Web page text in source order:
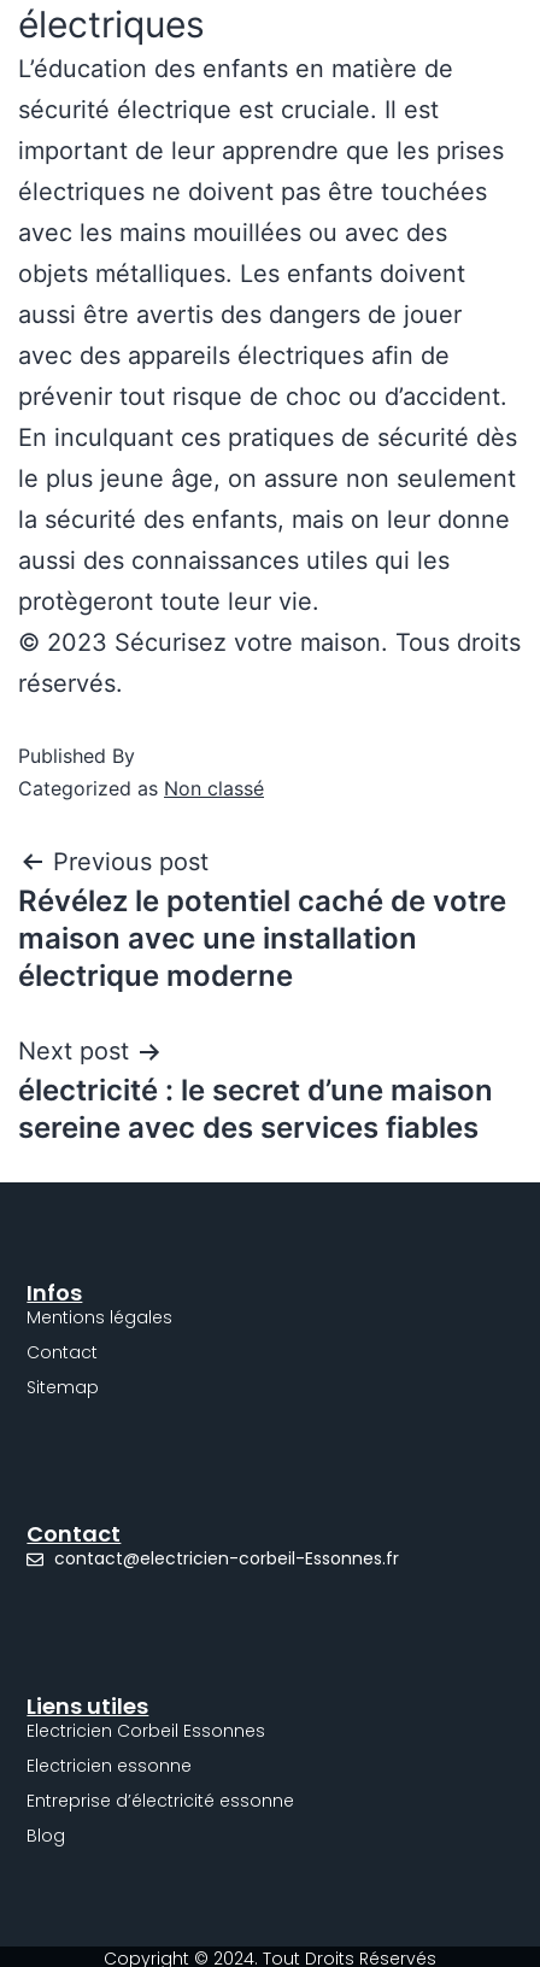
électriques
L’éducation des enfants en matière de
sécurité électrique est cruciale. Il est
important de leur apprendre que les prises
électriques ne doivent pas être touchées
avec les mains mouillées ou avec des
objets métalliques. Les enfants doivent
aussi être avertis des dangers de jouer
avec des appareils électriques afin de
prévenir tout risque de choc ou d’accident.
En inculquant ces pratiques de sécurité dès
le plus jeune âge, on assure non seulement
la sécurité des enfants, mais on leur donne
aussi des connaissances utiles qui les
protègeront toute leur vie.
© 2023 Sécurisez votre maison. Tous droits
réservés.
Published By
Categorized as Non classé
Previous post
Révélez le potentiel caché de votre
maison avec une installation
électrique moderne
Next post
électricité : le secret d’une maison
sereine avec des services fiables
Infos
Mentions légales
Contact
Sitemap
Liens utiles
Electricien Corbeil Essonnes
Electricien essonne
Entreprise d’électricité essonne
Blog
Contact
contact@electricien-corbeil-Essonnes.fr
Copyright © 2024. Tout Droits Réservés